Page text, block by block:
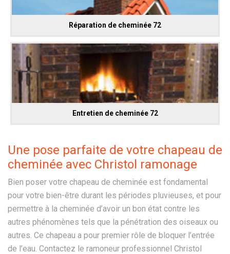
Réparation de cheminée 72
Entretien de cheminée 72
Une pose parfaite de votre chapeau de
cheminée avec Christol ramonage
Bien poser votre chapeau de cheminée est fondamental
pour votre bien-être durant les périodes pluvieuses, et pour
permettre à la cheminée d’avoir un bon état contre les
autres phénomènes tels que la pénétration des oiseaux ou
autres. Ce chapeau a pour premier rôle de bloquer l’entrée
de l’eau. Contactez le ramoneur professionnel Christol